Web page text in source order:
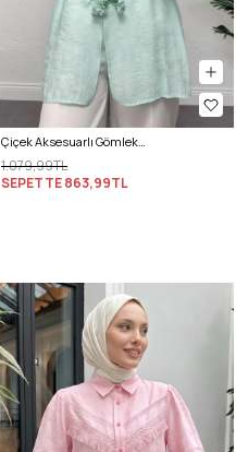
Çiçek Aksesuarlı Gömlek 0064 - MİNT YEŞİLİ
1.079,99TL
SEPETTE863,99TL